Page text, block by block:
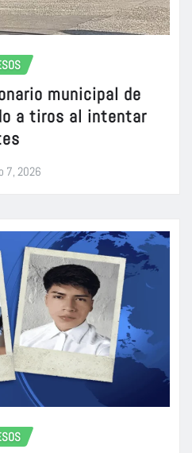
municipal de
a tiros al intentar
7, 2026